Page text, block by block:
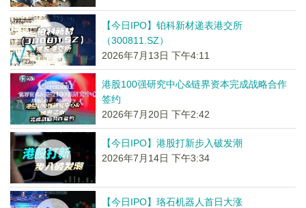
【今日IPO】铂科新材递表港交所
（300811.SZ）
2026年7月13日 下午4:11
港股100强研究中心&链界资本完成战略合作
签约
2026年7月20日 下午2:42
【今日IPO】港股打新步入破发潮
2026年7月14日 下午3:34
【今日IPO】珞石机器人首日大涨